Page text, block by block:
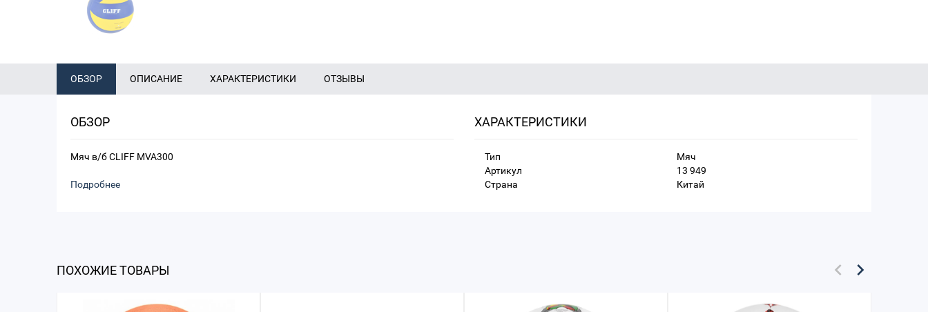
ОБЗОР ОПИСАНИЕ ХАРАКТЕРИСТИКИ ОТЗЫВЫ
ОБЗОР
Мяч в/б CLIFF MVA300
Подробнее
ХАРАКТЕРИСТИКИ
Тип
Мяч
Артикул
13 949
Страна
Китай
ПОХОЖИЕ ТОВАРЫ